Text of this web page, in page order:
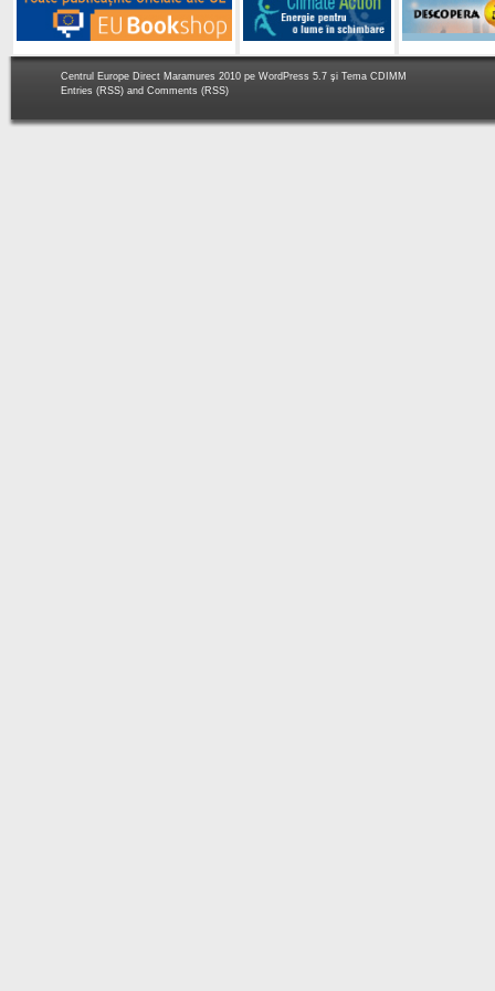
Centrul Europe Direct Maramures 2010 pe WordPress 5.7 şi Tema CDIMM
Entries (RSS) and Comments (RSS)